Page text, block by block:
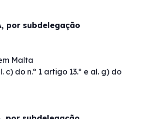
por subdelegação
Malta
do n.º 1 artigo 13.º e al. g) do